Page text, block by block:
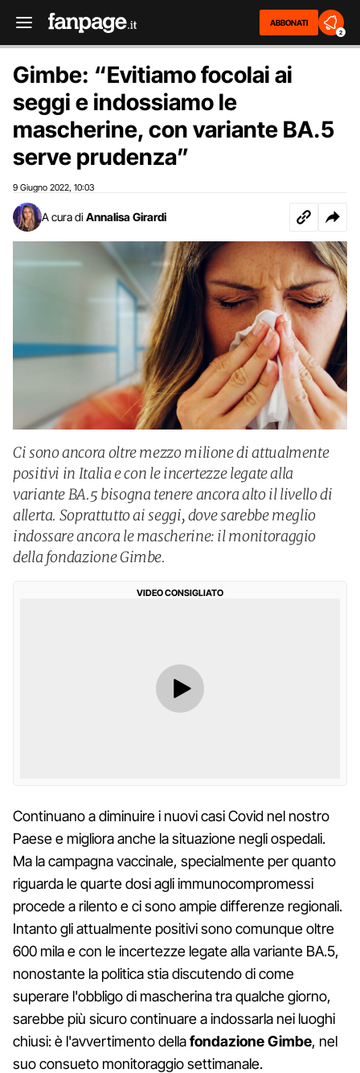
ABBONATI
2
Gimbe: “Evitiamo focolai ai
seggi e indossiamo le
mascherine, con variante BA.5
serve prudenza”
9 Giugno 2022 10:03
A cura di Annalisa Girardi
Ci sono ancora oltre mezzo milione di attualmente
positivi in Italia e con le incertezze legate alla
variante BA.5 bisogna tenere ancora alto il livello di
allerta. Soprattutto ai seggi, dove sarebbe meglio
indossare ancora le mascherine: il monitoraggio
della fondazione Gimbe.
VIDEO CONSIGLIATO
Continuano a diminuire i nuovi casi Covid nel nostro
Paese e migliora anche la situazione negli ospedali.
Ma la campagna vaccinale, specialmente per quanto
riguarda le quarte dosi agli immunocompromessi
procede a rilento e ci sono ampie differenze regionali.
Intanto gli attualmente positivi sono comunque oltre
600 mila e con le incertezze legate alla variante BA.5,
nonostante la politica stia discutendo di come
superare l'obbligo di mascherina tra qualche giorno,
sarebbe più sicuro continuare a indossarla nei luoghi
chiusi: è l'avvertimento dellafondazione Gimbe, nel
suo consueto monitoraggio settimanale.